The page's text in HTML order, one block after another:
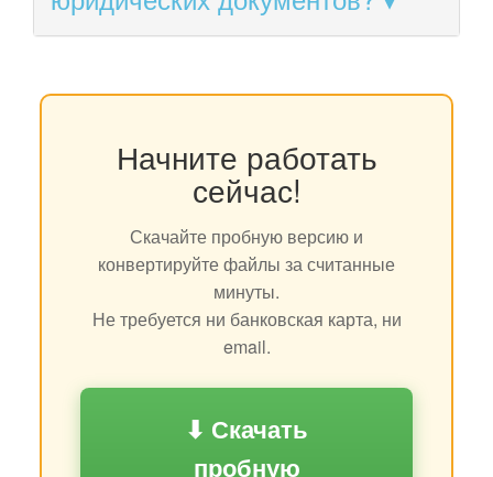
Начните работать
сейчас!
Скачайте пробную версию и
конвертируйте файлы за считанные
минуты.
Не требуется ни банковская карта, ни
email.
⬇ Скачать
пробную